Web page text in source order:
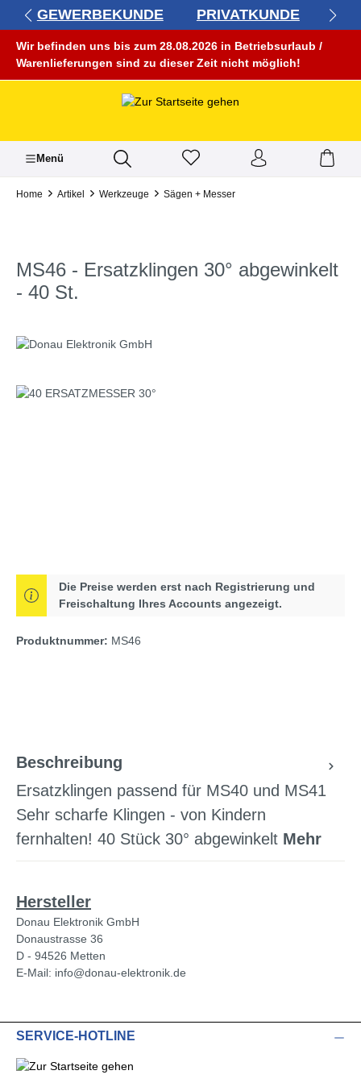
springen
GEWERBEKUNDE PRIVATKUNDE
Wir befinden uns bis zum 28.08.2026 in Betriebsurlaub /
Warenlieferungen sind zu dieser Zeit nicht möglich!
Menü
Home Artikel Werkzeuge Sägen + Messer
MS46 - Ersatzklingen 30° abgewinkelt
- 40 St.
Bildergalerie überspringen
Die Preise werden erst nach Registrierung und
Freischaltung Ihres Accounts angezeigt.
Produktnummer: MS46
Beschreibung
Ersatzklingen passend für MS40 und MS41
Sehr scharfe Klingen - von Kindern
fernhalten! 40 Stück 30° abgewinkelt Mehr
Hersteller
Donau Elektronik GmbH
Donaustrasse 36
D - 94526 Metten
E-Mail: info@donau-elektronik.de
SERVICE-HOTLINE